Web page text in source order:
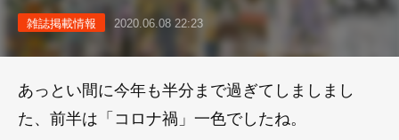
雑誌掲載情報 2020.06.08 22:23
あっとい間に今年も半分まで過ぎてしましまし
た、前半は「コロナ禍」一色でしたね。